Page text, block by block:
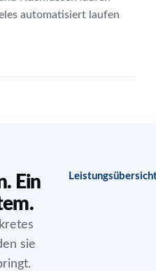
automatisiert laufen
Ein
sie